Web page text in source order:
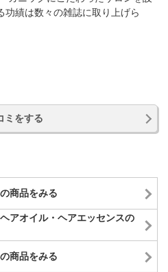
功績は数々の雑誌に取り上げら
ミをする
商品をみる
アオイル・ヘアエッセンスの
商品をみる